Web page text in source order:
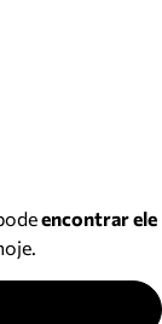
encontrar ele